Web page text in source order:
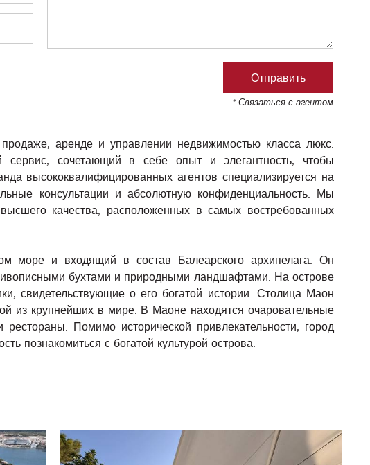
* Связаться с агентом
аренде и управлении недвижимостью класса люкс.
сервис, сочетающий в себе опыт и элегантность, чтобы
высококвалифицированных агентов специализируется на
консультации и абсолютную конфиденциальность. Мы
качества, расположенных в самых востребованных
море и входящий в состав Балеарского архипелага. Он
бухтами и природными ландшафтами. На острове
свидетельствующие о его богатой истории. Столица Маон
из крупнейших в мире. В Маоне находятся очаровательные
Помимо исторической привлекательности, город
познакомиться с богатой культурой острова.